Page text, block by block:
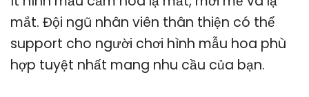
mắt. Đội ngũ nhân viên thân thiện có thể
support cho người chơi hình mẫu hoa phù
hợp tuyệt nhất mang nhu cầu của bạn.